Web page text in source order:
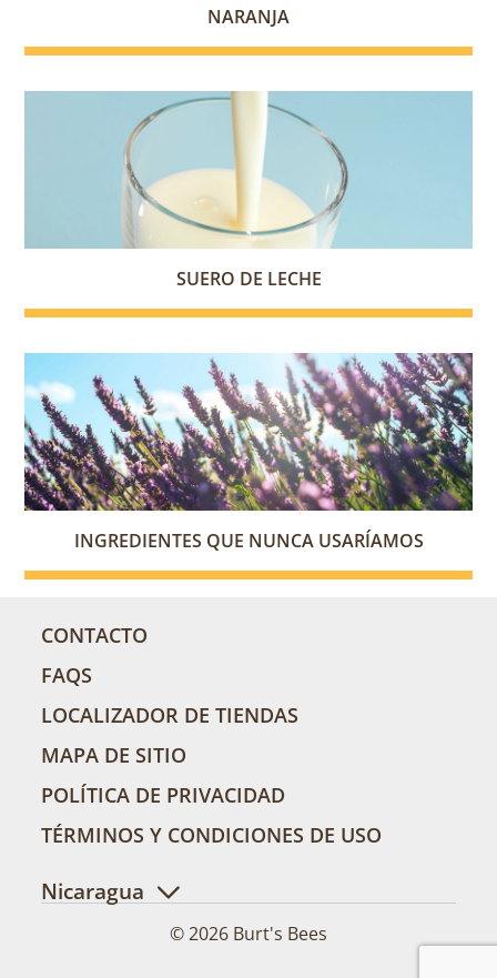
NARANJA
SUERO DE LECHE
INGREDIENTES QUE NUNCA USARÍAMOS
CONTACTO
FAQS
LOCALIZADOR DE TIENDAS
MAPA DE SITIO
POLÍTICA DE PRIVACIDAD
TÉRMINOS Y CONDICIONES DE USO
Nicaragua
© 2026 Burt's Bees